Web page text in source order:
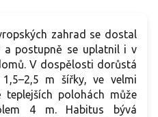
zahrad se dostal
a postupně se uplatnil i v
V dospělosti dorůstá
m šířky, ve velmi
polohách může
4 m. Habitus bývá